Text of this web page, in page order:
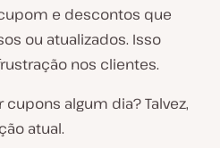
e descontos que
ou atualizados. Isso
nos clientes.
algum dia? Talvez,
atual.